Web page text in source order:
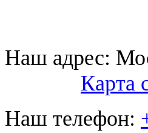
Наш адрес:
Карта
Наш телефон: